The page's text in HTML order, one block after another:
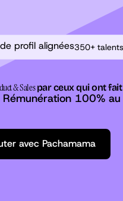
350+
& Salespar ceux qui ont fait
Rémunération 100%
Recruter avec
avec Pachamama